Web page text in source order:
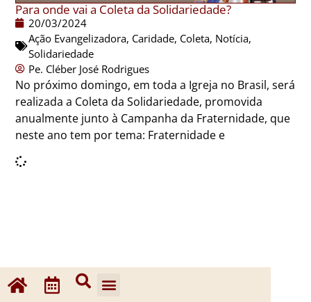
Para onde vai a Coleta da Solidariedade?
20/03/2024
Ação Evangelizadora, Caridade, Coleta, Notícia,
Solidariedade
Pe. Cléber José Rodrigues
No próximo domingo, em toda a Igreja no Brasil, será
realizada a Coleta da Solidariedade, promovida
anualmente junto à Campanha da Fraternidade, que
neste ano tem por tema: Fraternidade e